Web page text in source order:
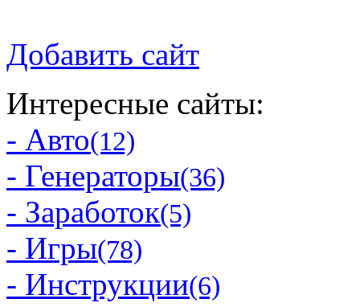
Добавить сайт
Интересные сайты:
- Авто(12)
- Генераторы(36)
- Заработок(5)
- Игры(78)
- Инструкции(6)